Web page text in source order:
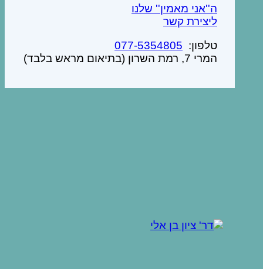
ה''אני מאמין'' שלנו
ליצירת קשר
טלפון: 077-5354805
המרי 7, רמת השרון (בתיאום מראש בלבד)